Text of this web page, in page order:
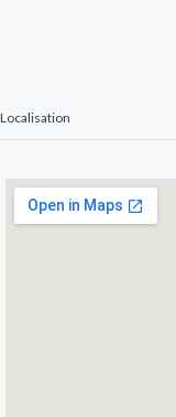
Localisation